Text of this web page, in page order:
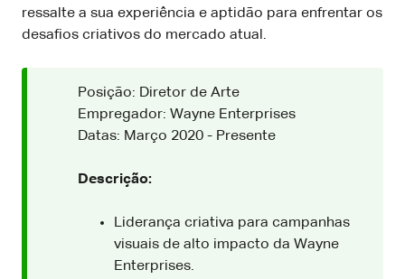
ressalte a sua experiência e aptidão para enfrentar os
desafios criativos do mercado atual.
Posição: Diretor de Arte
Empregador: Wayne Enterprises
Datas: Março 2020 - Presente
Descrição:
Liderança criativa para campanhas
visuais de alto impacto da Wayne
Enterprises.